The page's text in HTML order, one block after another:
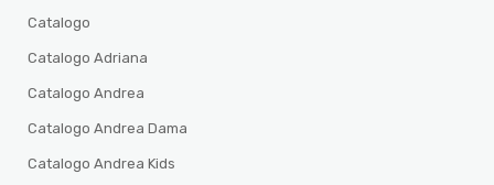
Catalogo
Catalogo Adriana
Catalogo Andrea
Catalogo Andrea Dama
Catalogo Andrea Kids